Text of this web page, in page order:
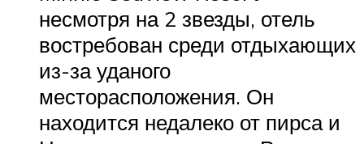
несмотря на 2 звезды, отель
востребован среди отдыхающих
из-за уданого
месторасположения. Он
находится недалеко от пирса и